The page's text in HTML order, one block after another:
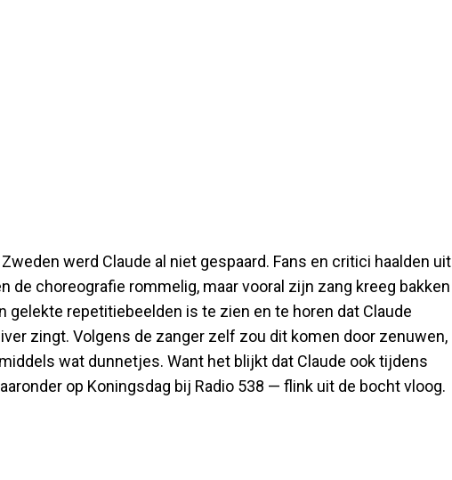
werd Claude al niet gespaard. Fans en critici haalden uit
de choreografie rommelig, maar vooral zijn zang kreeg bakken
gelekte repetitiebeelden is te zien en te horen dat Claude
zingt. Volgens de zanger zelf zou dit komen door zenuwen,
wat dunnetjes. Want het blijkt dat Claude ook tijdens
op Koningsdag bij Radio 538 — flink uit de bocht vloog.